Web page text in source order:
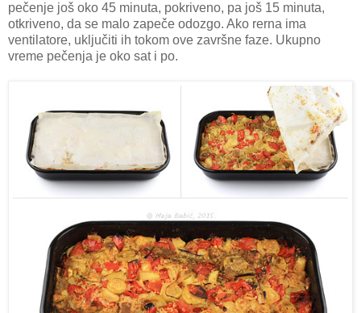
pečenje još oko 45 minuta, pokriveno, pa još 15 minuta,
otkriveno, da se malo zapeče odozgo. Ako rerna ima
ventilatore, uključiti ih tokom ove završne faze. Ukupno
vreme pečenja je oko sat i po.